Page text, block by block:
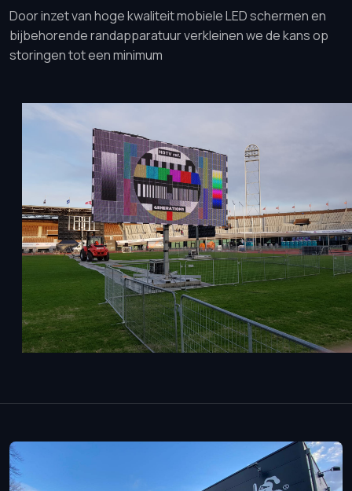
Door inzet van hoge kwaliteit mobiele LED schermen en
bijbehorende randapparatuur verkleinen we de kans op
storingen tot een minimum